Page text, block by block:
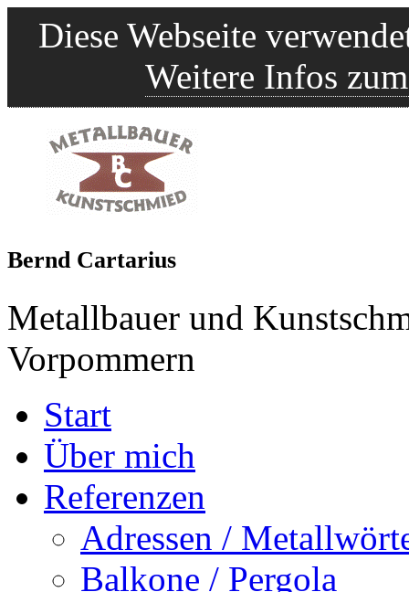
Diese Webseite
Weitere Infos
Bernd Cartarius
Metallbauer und
Vorpommern
Start
Über mich
Referenzen
Adressen /
Balkone / Pergola